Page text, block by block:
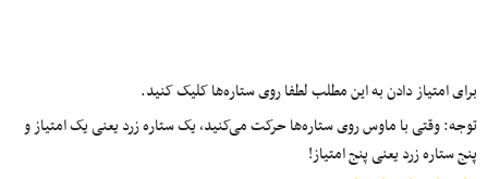
برای امتیاز دادن به این مطلب لطفا روی ستاره‌ها کلیک کنید.
توجه: وقتی با ماوس روی ستاره‌ها حرکت می‌کنید، یک ستاره زرد یعنی یک امتیاز و
پنج ستاره زرد یعنی پنج امتیاز!